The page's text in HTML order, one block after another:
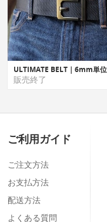
販売終了
ご利用ガイド
ご注文方法
お支払方法
配送方法
よくある質問